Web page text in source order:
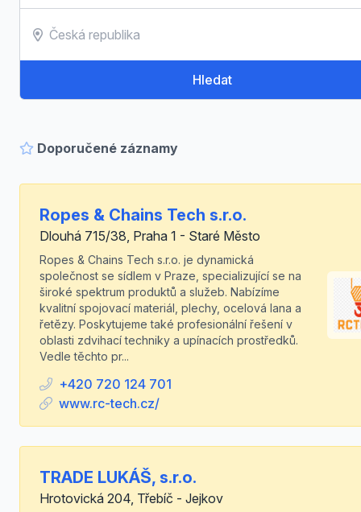
Hledat
Doporučené záznamy
Ropes & Chains Tech s.r.o.
Dlouhá 715/38, Praha 1 - Staré Město
Ropes & Chains Tech s.r.o. je dynamická
společnost se sídlem v Praze, specializující se na
široké spektrum produktů a služeb. Nabízíme
kvalitní spojovací materiál, plechy, ocelová lana a
řetězy. Poskytujeme také profesionální řešení v
oblasti zdvihací techniky a upínacích prostředků.
Vedle těchto pr...
+420 720 124 701
www.rc-tech.cz/
TRADE LUKÁŠ, s.r.o.
Hrotovická 204, Třebíč - Jejkov